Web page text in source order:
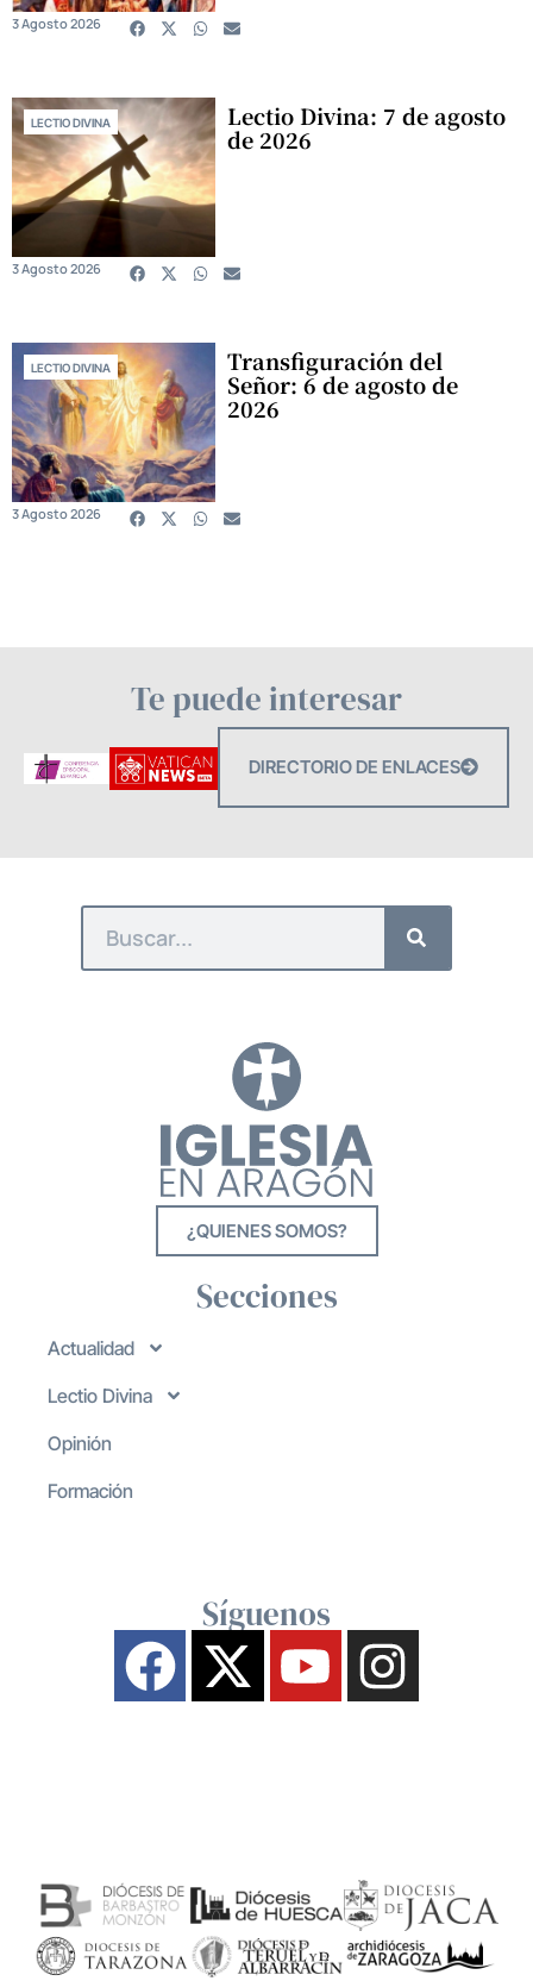
3 Agosto 2026
LECTIO DIVINA Lectio Divina: 7 de agosto
de 2026
3 Agosto 2026
LECTIO DIVINA Transfiguración del
Señor: 6 de agosto de
2026
3 Agosto 2026
Te puede interesar
DIRECTORIO DE ENLACES
¿QUIENES SOMOS?
Secciones
Actualidad
Lectio Divina
Opinión
Formación
Síguenos